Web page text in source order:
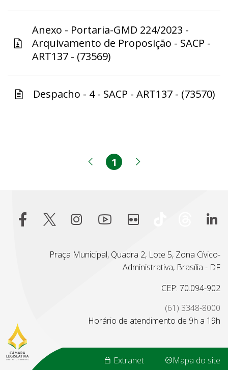
Anexo - Portaria-GMD 224/2023 -
Arquivamento de Proposição - SACP -
ART137 - (73569)
Despacho - 4 - SACP - ART137 - (73570)
Página anterior
Página
1
Praça Municipal, Quadra 2, Lote 5, Zona Cívico-
Administrativa, Brasília - DF
CEP: 70.094-902
(61) 3348-8000
Horário de atendimento de 9h a 19h
Extranet Mapa do site